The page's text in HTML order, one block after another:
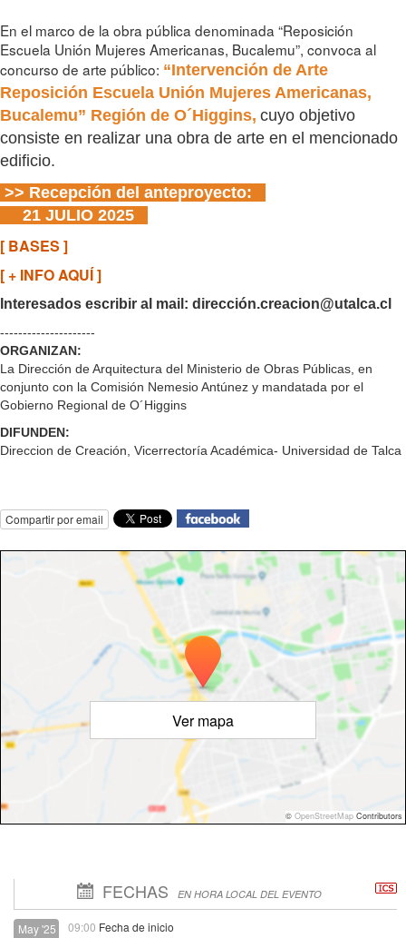
En el marco de la obra pública denominada “Reposición
Escuela Unión Mujeres Americanas, Bucalemu”, convoca al
concurso de arte público: “Intervención de Arte
Reposición Escuela Unión Mujeres Americanas,
Bucalemu” Región de O´Higgins, cuyo objetivo
consiste en realizar una obra de arte en el mencionado
edificio.
>> Recepción del anteproyecto:
21 JULIO 2025
[ BASES ]
[ + INFO AQUÍ ]
Interesados escribir al mail: dirección.creacion@utalca.cl
---------------------
ORGANIZAN:
La Dirección de Arquitectura del Ministerio de Obras Públicas, en
conjunto con la Comisión Nemesio Antúnez y mandatada por el
Gobierno Regional de O´Higgins
DIFUNDEN:
Direccion de Creación, Vicerrectoría Académica- Universidad de Talca
Compartir por email
Ver mapa
© OpenStreetMap Contributors
FECHAS EN HORA LOCAL DEL EVENTO
May '25 09:00 Fecha de inicio